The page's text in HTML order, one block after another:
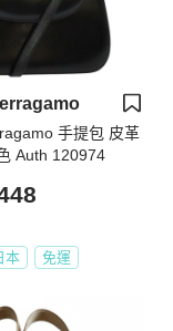
手提包 皮革
Auth 120974
本 免運